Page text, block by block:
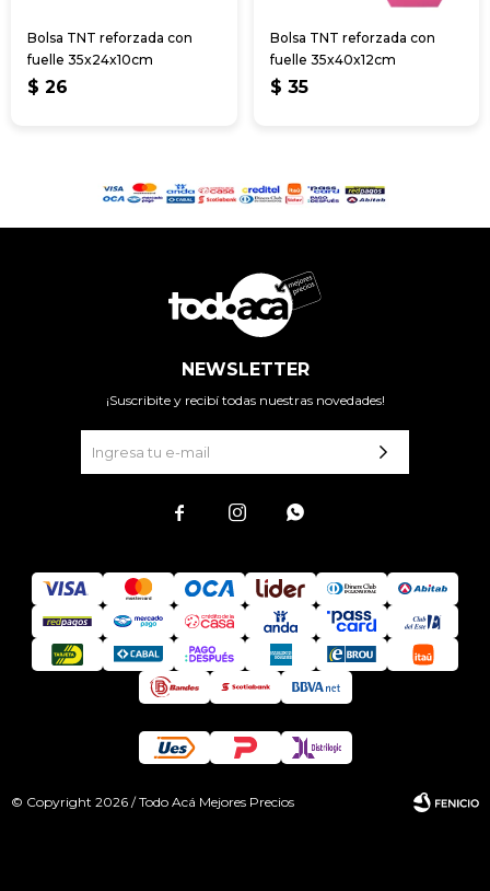
Bolsa TNT reforzada con
fuelle 35x24x10cm
$ 26
Bolsa TNT reforzada con
fuelle 35x40x12cm
$ 35
NEWSLETTER
¡Suscribite y recibí todas nuestras novedades!
  
© Copyright 2026 / Todo Acá Mejores Precios